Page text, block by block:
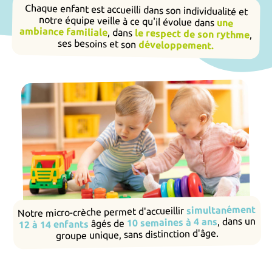
Chaque enfant est accueilli dans son individualité et
notre équipe veille à ce qu'il évolue dansune
ambiance familiale, dans le respect de son rythme,
ses besoins et sondéveloppement.
Notre micro-crèche permet d'accueillirsimultanément
12 à 14 enfants âgés de 10 semaines à 4 ans , dans un
groupe unique, sans distinction d'âge.